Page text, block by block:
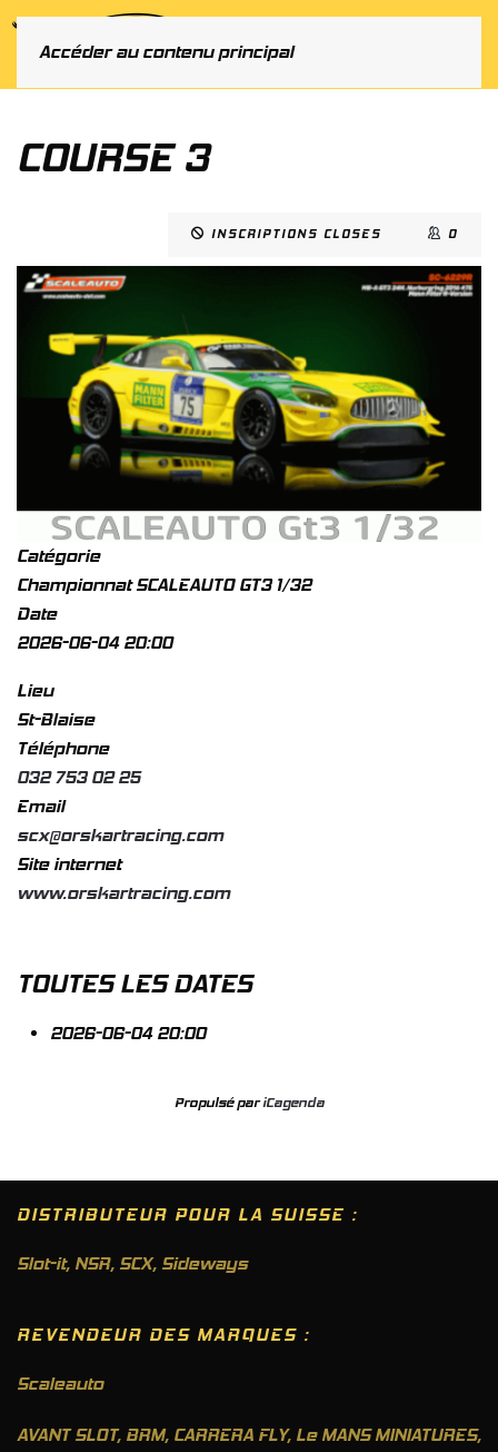
Accéder au contenu principal
COURSE 3
INSCRIPTIONS CLOSES 0
Catégorie
Championnat SCALEAUTO GT3 1/32
Date
2026-06-04 20:00
Lieu
St-Blaise
Téléphone
032 753 02 25
Email
scx@orskartracing.com
Site internet
www.orskartracing.com
TOUTES LES DATES
2026-06-04 20:00
Propulsé pariCagenda
DISTRIBUTEUR POUR LA SUISSE :
Slot-it, NSR, SCX, Sideways
REVENDEUR DES MARQUES :
Scaleauto
AVANT SLOT, BRM, CARRERA FLY, Le MANS MINIATURES,